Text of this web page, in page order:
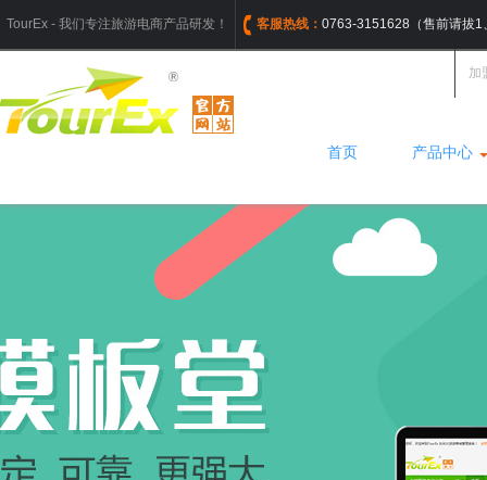
TourEx - 我们专注旅游电商产品研发！ 客服热线： 0763-3151628（售前请拔1
加
首页 产品中心